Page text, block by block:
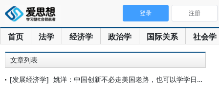
首页 法学 经济学 政治学 国际关系 社会学
登录 注册
文章列表
[发展经济学] 姚洋：中国创新不必走美国老路，也可以学学日本和德国